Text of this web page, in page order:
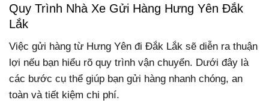
Quy Trình Nhà Xe Gửi Hàng Hưng Yên Đắk
Lắk
Việc gửi hàng từ Hưng Yên đi Đắk Lắk sẽ diễn ra thuận
lợi nếu bạn hiểu rõ quy trình vận chuyển. Dưới đây là
các bước cụ thể giúp bạn gửi hàng nhanh chóng, an
toàn và tiết kiệm chi phí.